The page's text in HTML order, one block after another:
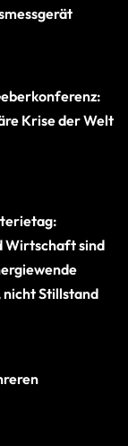
Krise der Welt
Wirtschaft sind
nicht Stillstand